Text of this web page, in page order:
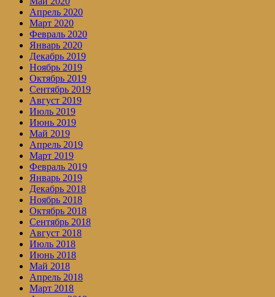
Апрель 2020
Март 2020
Февраль 2020
Январь 2020
Декабрь 2019
Ноябрь 2019
Октябрь 2019
Сентябрь 2019
Август 2019
Июль 2019
Июнь 2019
Май 2019
Апрель 2019
Март 2019
Февраль 2019
Январь 2019
Декабрь 2018
Ноябрь 2018
Октябрь 2018
Сентябрь 2018
Август 2018
Июль 2018
Июнь 2018
Май 2018
Апрель 2018
Март 2018